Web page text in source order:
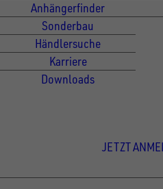
Anhängerfinder
Sonderbau
Händlersuche
Karriere
Downloads
JETZT